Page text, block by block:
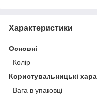
Характеристики
Основні
Колір
Користувальницькі
Вага в упаковці